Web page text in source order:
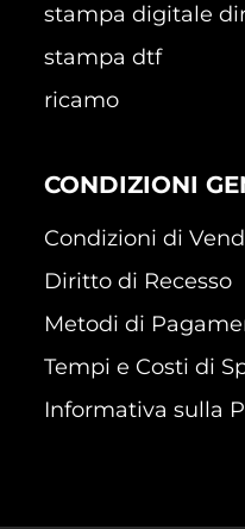
stampa digitale
stampa dtf
ricamo
CONDIZIONI
Condizioni di
Diritto di Recesso
Metodi di
Tempi e Costi di
Informativa sulla